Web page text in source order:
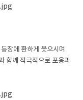
장에 환하게 웃으시며
함께 적극적으로 포옹과